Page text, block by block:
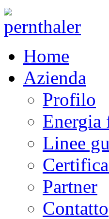
Home
Azienda
Profilo
Energia
Linee
Partner
Contatto